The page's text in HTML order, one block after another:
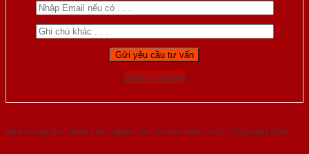
Gọi 0976.169.864
Với kinh nghiệm nhiêu năm nghiên cứu cửa theo tiêu chuẩn công nghệ Châu